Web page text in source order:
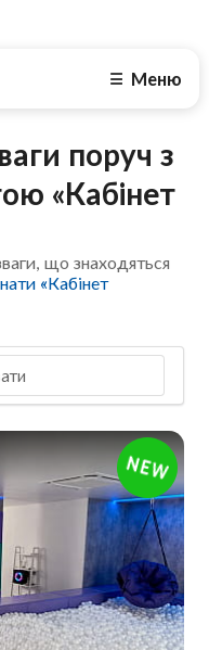
☰ Меню
поруч з
«Кабінет
що знаходяться
«Кабінет